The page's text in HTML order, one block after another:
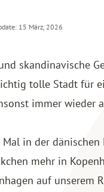
15 März, 2026
skandinavische
tolle Stadt für
immer wieder
in der dänischen
mehr in
auf unserem